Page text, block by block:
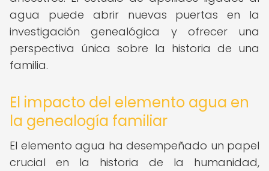
agua puede abrir nuevas puertas en la
investigación genealógica y ofrecer una
perspectiva única sobre la historia de una
familia.
El impacto del elemento agua en
la genealogía familiar
El elemento agua ha desempeñado un papel
crucial en la historia de la humanidad,